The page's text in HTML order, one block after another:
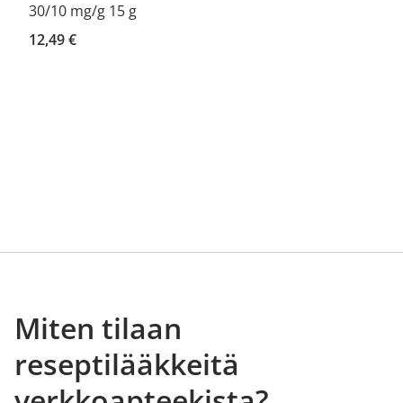
30/10 mg/g 15 g
12,49 €
Miten tilaan
reseptilääkkeitä